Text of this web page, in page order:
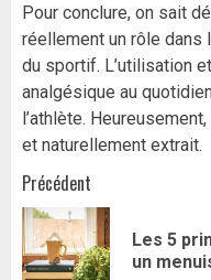
Pour conclure, on sait
réellement un rôle
du sportif. L’utilisation
analgésique au
l’athlète.
et naturellement extrait.
Navigation
d’article
Précédent
Les 5
un